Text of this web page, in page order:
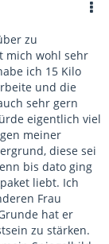
zu
mich wohl sehr
ich 15 Kilo
und die
sehr gern
eigentlich viel
meiner
diese sei
bis dato ging
liebt. Ich
Frau
hat er
zu stärken.